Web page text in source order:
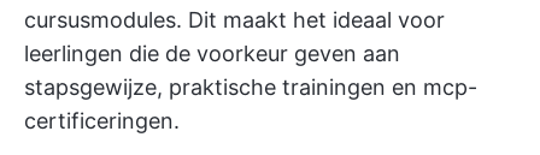
cursusmodules. Dit maakt het ideaal voor
leerlingen die de voorkeur geven aan
stapsgewijze, praktische trainingen en mcp-
certificeringen.